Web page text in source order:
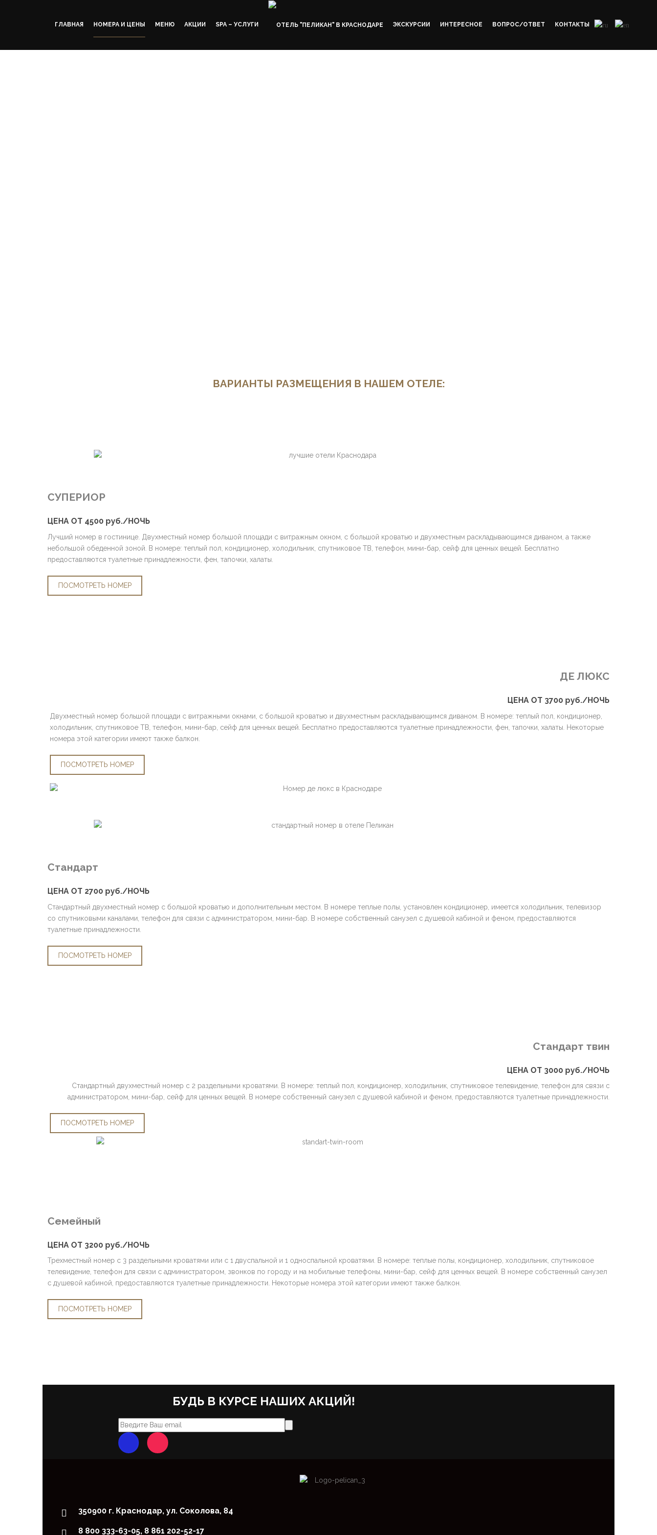
ГЛАВНАЯ НОМЕРА И ЦЕНЫ МЕНЮ АКЦИИ SPA – УСЛУГИ ЭКСКУРСИИ ИНТЕРЕСНОЕ ВОПРОС/ОТВЕТ КОНТАКТЫ
ВАРИАНТЫ РАЗМЕЩЕНИЯ В НАШЕМ ОТЕЛЕ:
СУПЕРИОР
ЦЕНА ОТ 4500 руб./НОЧЬ
Лучший номер в гостинице. Двухместный номер большой площади с витражным окном, с большой кроватью и двухместным раскладывающимся диваном, а также
небольшой обеденной зоной. В номере: теплый пол, кондиционер, холодильник, спутниковое ТВ, телефон, мини-бар, сейф для ценных вещей. Бесплатно
предоставляются туалетные принадлежности, фен, тапочки, халаты.
ПОСМОТРЕТЬ НОМЕР
ДЕ ЛЮКС
ЦЕНА ОТ 3700 руб./НОЧЬ
Двухместный номер большой площади с витражными окнами, с большой кроватью и двухместным раскладывающимся диваном. В номере: теплый пол, кондиционер,
холодильник, спутниковое ТВ, телефон, мини-бар, сейф для ценных вещей. Бесплатно предоставляются туалетные принадлежности, фен, тапочки, халаты. Некоторые
номера этой категории имеют также балкон.
ПОСМОТРЕТЬ НОМЕР
Стандарт
ЦЕНА ОТ 2700 руб./НОЧЬ
Стандартный двухместный номер с большой кроватью и дополнительным местом. В номере теплые полы, установлен кондиционер, имеется холодильник, телевизор
со спутниковыми каналами, телефон для связи с администратором, мини-бар. В номере собственный санузел с душевой кабиной и феном, предоставляются
туалетные принадлежности.
ПОСМОТРЕТЬ НОМЕР
Стандарт твин
ЦЕНА ОТ 3000 руб./НОЧЬ
Стандартный двухместный номер с 2 раздельными кроватями. В номере: теплый пол, кондиционер, холодильник, спутниковое телевидение, телефон для связи с
администратором, мини-бар, сейф для ценных вещей. В номере собственный санузел с душевой кабиной и феном, предоставляются туалетные принадлежности.
ПОСМОТРЕТЬ НОМЕР
Семейный
ЦЕНА ОТ 3200 руб./НОЧЬ
Трехместный номер с 3 раздельными кроватями или с 1 двуспальной и 1 односпальной кроватями. В номере: теплые полы, кондиционер, холодильник, спутниковое
телевидение, телефон для связи с администратором, звонков по городу и на мобильные телефоны, мини-бар, сейф для ценных вещей. В номере собственный санузел
с душевой кабиной, предоставляются туалетные принадлежности. Некоторые номера этой категории имеют также балкон.
ПОСМОТРЕТЬ НОМЕР
БУДЬ В КУРСЕ НАШИХ АКЦИЙ!
350900 г. Краснодар, ул. Соколова, 84
8 800 333-63-05, 8 861 202-52-17